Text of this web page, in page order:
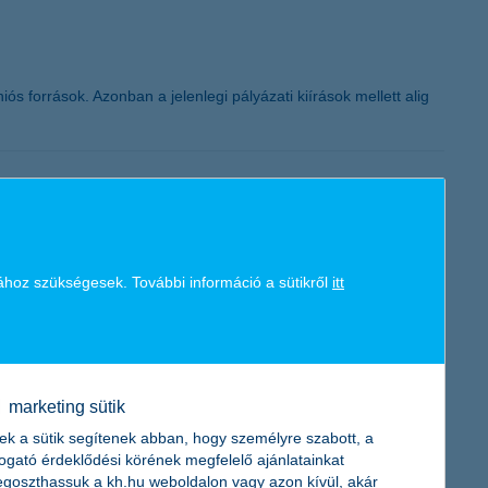
források. Azonban a jelenlegi pályázati kiírások mellett alig
az ezzel kapcsolatos teendőkre.
azok, akik a leginkább tudatos, hó eleji megtakarítók. A
szükségesek. További információ a sütikről itt
marketing sütik
a sütik segítenek abban, hogy személyre szabott, a
érdeklődési körének megfelelő ajánlatainkat
a kh.hu weboldalon vagy azon kívül, akár